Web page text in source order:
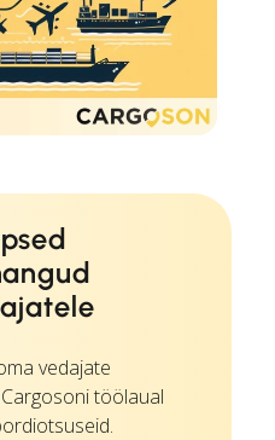
vedajate
töölaual